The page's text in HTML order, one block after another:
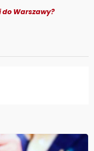
do Warszawy?